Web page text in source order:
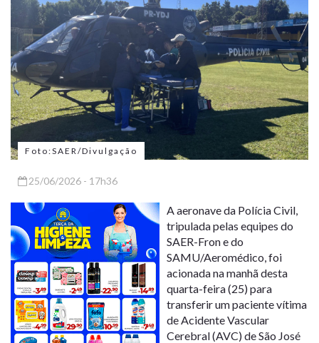
Foto:SAER/Divulgação
25/06/2026 - 17h36
A aeronave da Polícia Civil,
tripulada pelas equipes do
SAER-Fron e do
SAMU/Aeromédico, foi
acionada na manhã desta
quarta-feira (25) para
transferir um paciente vítima
de Acidente Vascular
Cerebral (AVC) de São José